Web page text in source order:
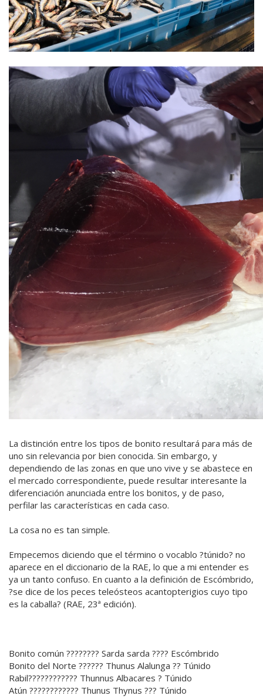
La distinción entre los tipos de bonito resultará para más de
uno sin relevancia por bien conocida. Sin embargo, y
dependiendo de las zonas en que uno vive y se abastece en
el mercado correspondiente, puede resultar interesante la
diferenciación anunciada entre los bonitos, y de paso,
perfilar las características en cada caso.
La cosa no es tan simple.
Empecemos diciendo que el término o vocablo ?túnido? no
aparece en el diccionario de la RAE, lo que a mi entender es
ya un tanto confuso. En cuanto a la definición de Escómbrido,
?se dice de los peces teleósteos acantopterigios cuyo tipo
es la caballa? (RAE, 23ª edición).
Bonito común ???????? Sarda sarda ???? Escómbrido
Bonito del Norte ?????? Thunus Alalunga ?? Túnido
Rabil???????????? Thunnus Albacares ? Túnido
Atún ???????????? Thunus Thynus ??? Túnido